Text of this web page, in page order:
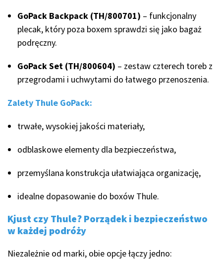
GoPack Backpack (TH/800701) – funkcjonalny
plecak, który poza boxem sprawdzi się jako bagaż
podręczny.
GoPack Set (TH/800604) – zestaw czterech toreb z
przegrodami i uchwytami do łatwego przenoszenia.
Zalety Thule GoPack:
trwałe, wysokiej jakości materiały,
odblaskowe elementy dla bezpieczeństwa,
przemyślana konstrukcja ułatwiająca organizację,
idealne dopasowanie do boxów Thule.
Kjust czy Thule? Porządek i bezpieczeństwo
w każdej podróży
Niezależnie od marki, obie opcje łączy jedno: